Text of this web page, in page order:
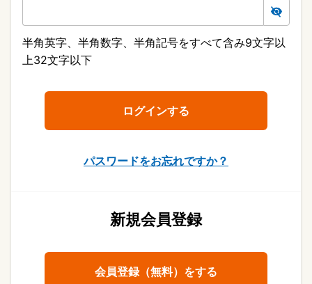
半角英字、半角数字、半角記号をすべて含み9文字以
上32文字以下
パスワードをお忘れですか？
新規会員登録
会員登録（無料）をする